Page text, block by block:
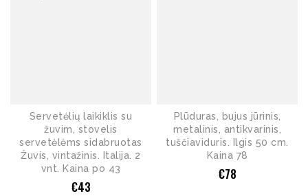
Servetėlių laikiklis su
žuvim, stovelis
servetėlėms sidabruotas
Žuvis, vintažinis. Italija. 2
vnt. Kaina po 43
€43
Plūduras, bujus jūrinis,
metalinis, antikvarinis,
tuščiaviduris. Ilgis 50 cm.
Kaina 78
€78